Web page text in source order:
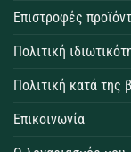
Επιστροφές
Πολιτική
Πολιτική κατά της
Επικοινωνία